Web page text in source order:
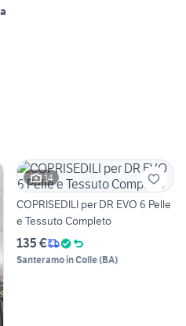
14
COPRISEDILI per DR EVO 6 Pelle
e Tessuto Completo
135 €
Santeramo in Colle(BA)